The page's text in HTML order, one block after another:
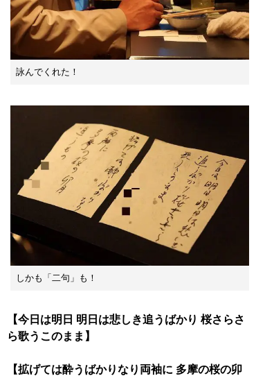
詠んでくれた！
しかも「二句」も！
【今日は明日 明日は悲しき追うばかり 桜さらさ
ら歌うこのまま】
【拡げては酔うばかりなり両袖に 多摩の桜の卯